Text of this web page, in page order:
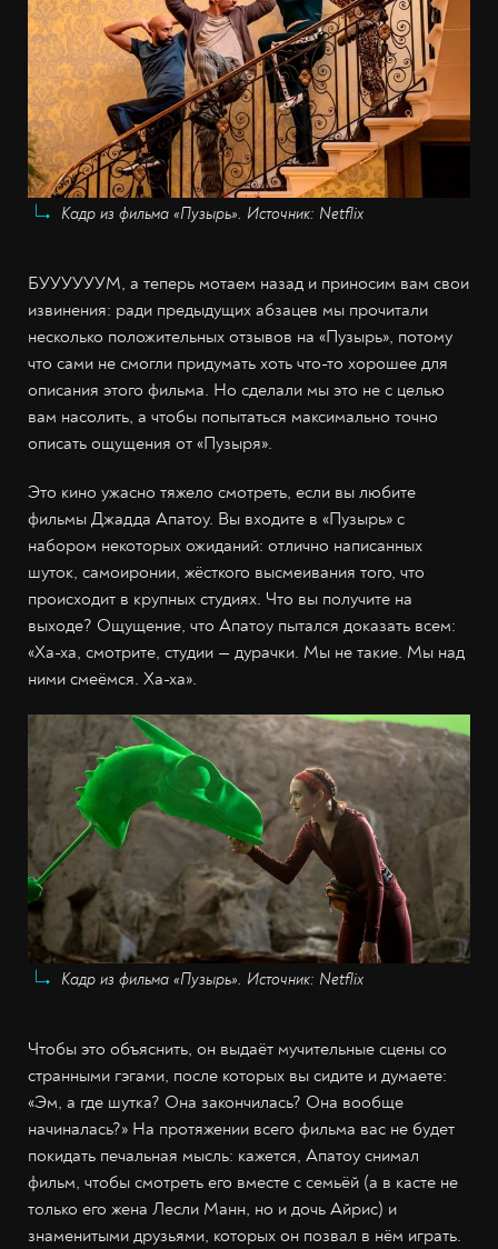
Кадр из фильма «Пузырь». Источник: Netflix
БУУУУУУМ, а теперь мотаем назад и приносим вам свои
извинения: ради предыдущих абзацев мы прочитали
несколько положительных отзывов на «Пузырь», потому
что сами не смогли придумать хоть что-то хорошее для
описания этого фильма. Но сделали мы это не с целью
вам насолить, а чтобы попытаться максимально точно
описать ощущения от «Пузыря».
Это кино ужасно тяжело смотреть, если вы любите
фильмы Джадда Апатоу. Вы входите в «Пузырь» с
набором некоторых ожиданий: отлично написанных
шуток, самоиронии, жёсткого высмеивания того, что
происходит в крупных студиях. Что вы получите на
выходе? Ощущение, что Апатоу пытался доказать всем:
«Ха-ха, смотрите, студии — дурачки. Мы не такие. Мы над
ними смеёмся. Ха-ха».
Кадр из фильма «Пузырь». Источник: Netflix
Чтобы это объяснить, он выдаёт мучительные сцены со
странными гэгами, после которых вы сидите и думаете:
«Эм, а где шутка? Она закончилась? Она вообще
начиналась?» На протяжении всего фильма вас не будет
покидать печальная мысль: кажется, Апатоу снимал
фильм, чтобы смотреть его вместе с семьёй (а в касте не
только его жена Лесли Манн, но и дочь Айрис) и
знаменитыми друзьями, которых он позвал в нём играть.